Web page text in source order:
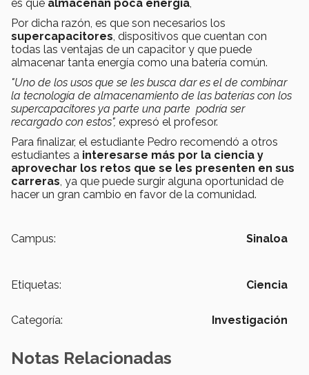
es que almacenan poca energía,
Por dicha razón, es que son necesarios los
supercapacitores, dispositivos que cuentan con
todas las ventajas de un capacitor y que puede
almacenar tanta energía como una batería común.
"Uno de los usos que se les busca dar es el de combinar
la tecnología de almacenamiento de las baterías con los
supercapacitores ya parte una parte podría ser
recargado con estos", expresó el profesor.
Para finalizar, el estudiante Pedro recomendó a otros
estudiantes a interesarse más por la ciencia y
aprovechar los retos que se les presenten en sus
carreras, ya que puede surgir alguna oportunidad de
hacer un gran cambio en favor de la comunidad.
Campus: Sinaloa
Etiquetas: Ciencia
Categoría: Investigación
Notas Relacionadas